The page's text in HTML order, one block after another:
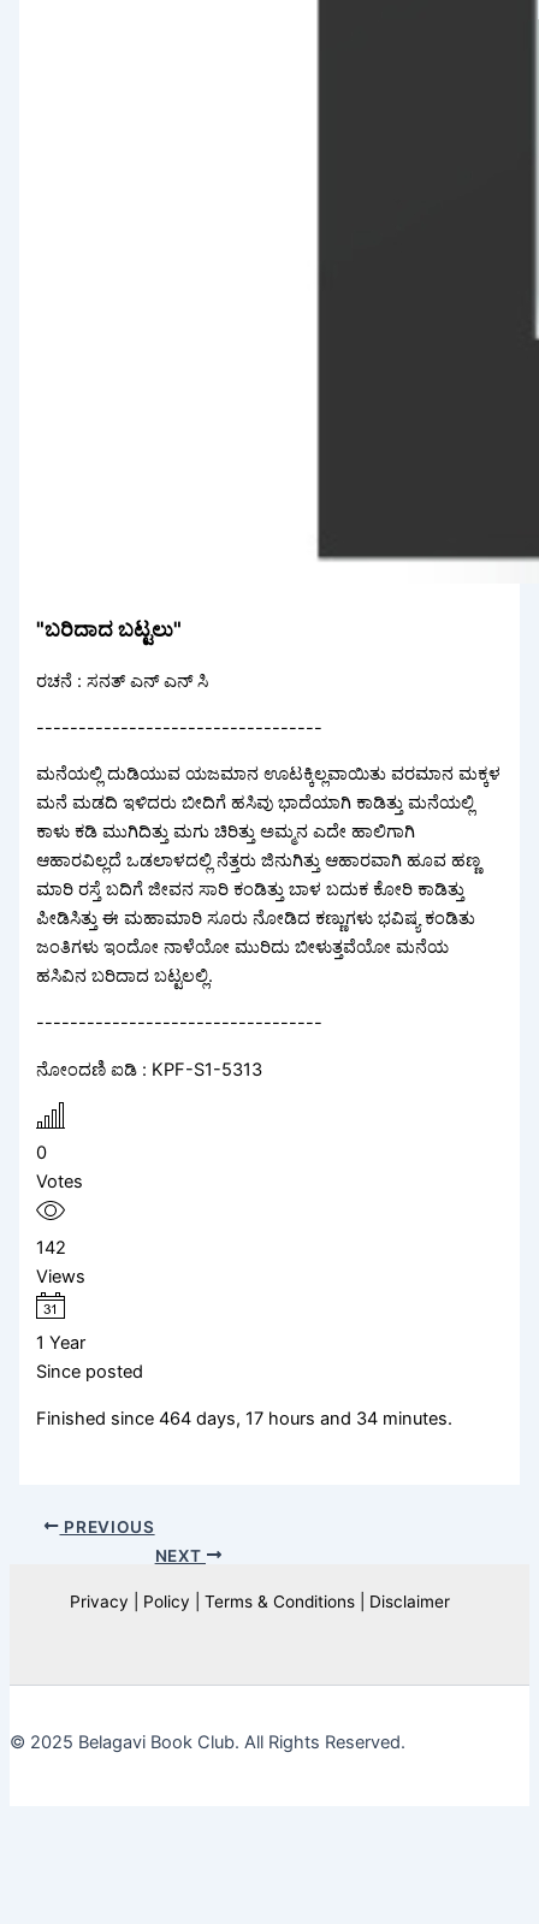
"ಬರಿದಾದ ಬಟ್ಟಲು"
ರಚನೆ : ಸನತ್ ಎನ್ ಎನ್ ಸಿ
----------------------------------
ಮನೆಯಲ್ಲಿ ದುಡಿಯುವ ಯಜಮಾನ ಊಟಕ್ಕಿಲ್ಲವಾಯಿತು ವರಮಾನ ಮಕ್ಕಳ
ಮನೆ ಮಡದಿ ಇಳಿದರು ಬೀದಿಗೆ ಹಸಿವು ಭಾದೆಯಾಗಿ ಕಾಡಿತ್ತು ಮನೆಯಲ್ಲಿ
ಕಾಳು ಕಡಿ ಮುಗಿದಿತ್ತು ಮಗು ಚಿರಿತ್ತು ಅಮ್ಮನ ಎದೇ ಹಾಲಿಗಾಗಿ
ಆಹಾರವಿಲ್ಲದೆ ಒಡಲಾಳದಲ್ಲಿ ನೆತ್ತರು ಜಿನುಗಿತ್ತು ಆಹಾರವಾಗಿ ಹೂವ ಹಣ್ಣ
ಮಾರಿ ರಸ್ತೆ ಬದಿಗೆ ಜೀವನ ಸಾರಿ ಕಂಡಿತ್ತು ಬಾಳ ಬದುಕ ಕೋರಿ ಕಾಡಿತ್ತು
ಪೀಡಿಸಿತ್ತು ಈ ಮಹಾಮಾರಿ ಸೂರು ನೋಡಿದ ಕಣ್ಣುಗಳು ಭವಿಷ್ಯ ಕಂಡಿತು
ಜಂತಿಗಳು ಇಂದೋ ನಾಳೆಯೋ ಮುರಿದು ಬೀಳುತ್ತವೆಯೋ ಮನೆಯ
ಹಸಿವಿನ ಬರಿದಾದ ಬಟ್ಟಲಲ್ಲಿ.
----------------------------------
ನೋಂದಣಿ ಐಡಿ : KPF-S1-5313
0
Votes
142
Views
1 Year
Since posted
Finished since 464 days, 17 hours and 34 minutes.
PREVIOUS
NEXT
Privacy | Policy | Terms & Conditions | Disclaimer
© 2025 Belagavi Book Club. All Rights Reserved.